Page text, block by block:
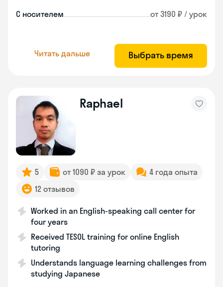
С носителем от 3190 ₽ / урок
Читать дальше Выбрать время
Raphael
5 от 1090 ₽ за урок
4 года опыта
12 отзывов
Worked in an English-speaking call center for
four years
Received TESOL training for online English
tutoring
Understands language learning challenges from
studying Japanese